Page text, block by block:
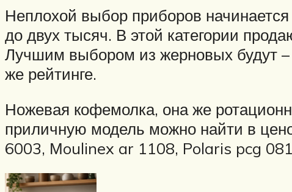
Неплохой выбор приборов
до двух тысяч. В этой категории
Лучшим выбором из жерновых будут
же рейтинге.
Ножевая кофемолка, она же
приличную модель можно найти в
6003, Мoulinex ar 1108, Polaris pcg